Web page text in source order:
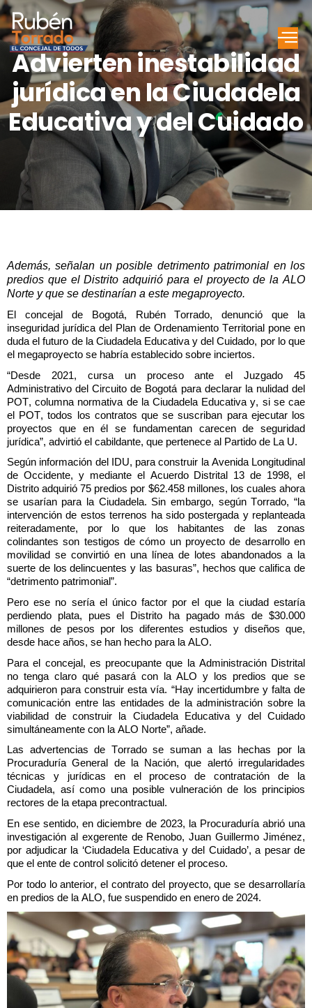
Advierten inestabilidad
jurídica en la Ciudadela
Educativa y del Cuidado
Además, señalan un posible detrimento patrimonial en los
predios que el Distrito adquirió para el proyecto de la ALO
Norte y que se destinarían a este megaproyecto.
El concejal de Bogotá, Rubén Torrado, denunció que la
inseguridad jurídica del Plan de Ordenamiento Territorial pone en
duda el futuro de la Ciudadela Educativa y del Cuidado, por lo que
el megaproyecto se habría establecido sobre inciertos.
“Desde 2021, cursa un proceso ante el Juzgado 45
Administrativo del Circuito de Bogotá para declarar la nulidad del
POT, columna normativa de la Ciudadela Educativa y, si se cae
el POT, todos los contratos que se suscriban para ejecutar los
proyectos que en él se fundamentan carecen de seguridad
jurídica”, advirtió el cabildante, que pertenece al Partido de La U.
Según información del IDU, para construir la Avenida Longitudinal
de Occidente, y mediante el Acuerdo Distrital 13 de 1998, el
Distrito adquirió 75 predios por $62.458 millones, los cuales ahora
se usarían para la Ciudadela. Sin embargo, según Torrado, “la
intervención de estos terrenos ha sido postergada y replanteada
reiteradamente, por lo que los habitantes de las zonas
colindantes son testigos de cómo un proyecto de desarrollo en
movilidad se convirtió en una línea de lotes abandonados a la
suerte de los delincuentes y las basuras”, hechos que califica de
“detrimento patrimonial”.
Pero ese no sería el único factor por el que la ciudad estaría
perdiendo plata, pues el Distrito ha pagado más de $30.000
millones de pesos por los diferentes estudios y diseños que,
desde hace años, se han hecho para la ALO.
Para el concejal, es preocupante que la Administración Distrital
no tenga claro qué pasará con la ALO y los predios que se
adquirieron para construir esta vía. “Hay incertidumbre y falta de
comunicación entre las entidades de la administración sobre la
viabilidad de construir la Ciudadela Educativa y del Cuidado
simultáneamente con la ALO Norte”, añade.
Las advertencias de Torrado se suman a las hechas por la
Procuraduría General de la Nación, que alertó irregularidades
técnicas y jurídicas en el proceso de contratación de la
Ciudadela, así como una posible vulneración de los principios
rectores de la etapa precontractual.
En ese sentido, en diciembre de 2023, la Procuraduría abrió una
investigación al exgerente de Renobo, Juan Guillermo Jiménez,
por adjudicar la ‘Ciudadela Educativa y del Cuidado’, a pesar de
que el ente de control solicitó detener el proceso.
Por todo lo anterior, el contrato del proyecto, que se desarrollaría
en predios de la ALO, fue suspendido en enero de 2024.